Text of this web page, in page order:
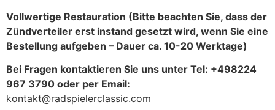
Vollwertige Restauration (Bitte beachten Sie, dass der
Zündverteiler erst instand gesetzt wird, wenn Sie eine
Bestellung aufgeben – Dauer ca. 10-20 Werktage)
Bei Fragen kontaktieren Sie uns unter Tel: +498224
967 3790 oder per Email:
kontakt@radspielerclassic.com